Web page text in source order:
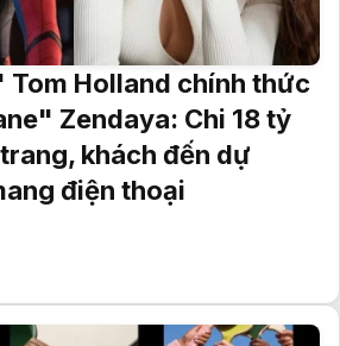
Tom Holland chính thức
Zendaya: Chi 18 tỷ
khách đến dự
điện thoại